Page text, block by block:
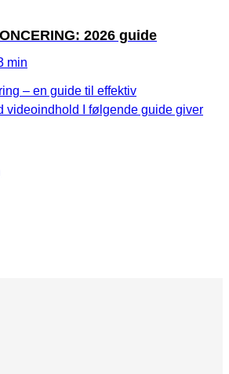
2026 guide
min
– en guide til effektiv
videoindhold I følgende guide giver